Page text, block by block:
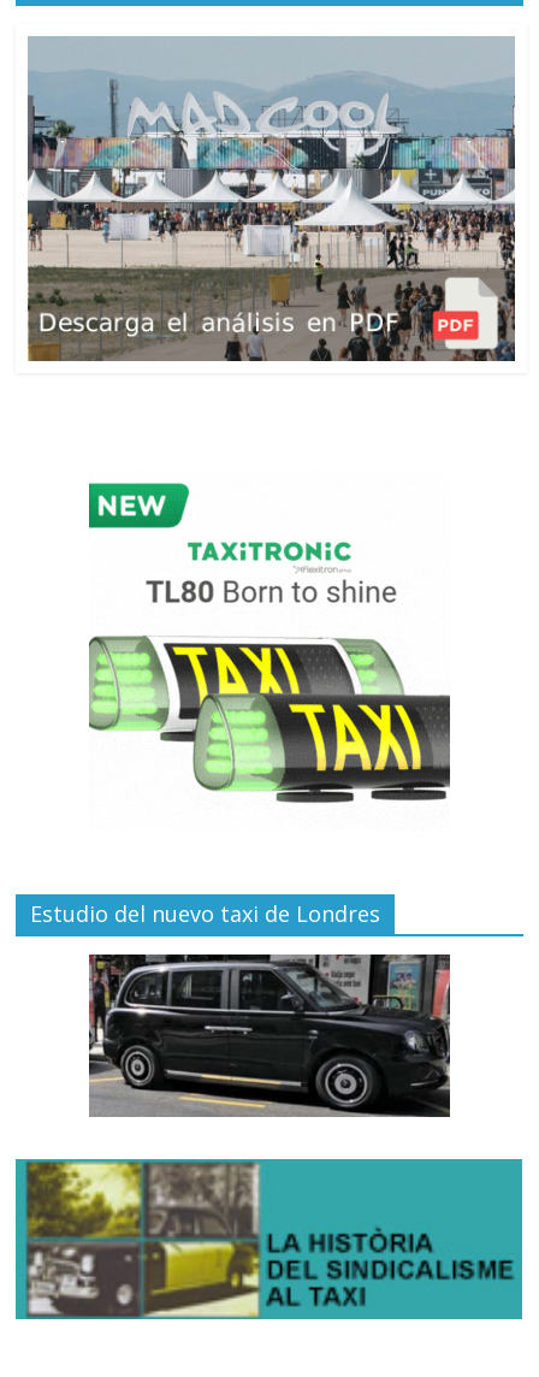
Estudio del nuevo taxi de Londres